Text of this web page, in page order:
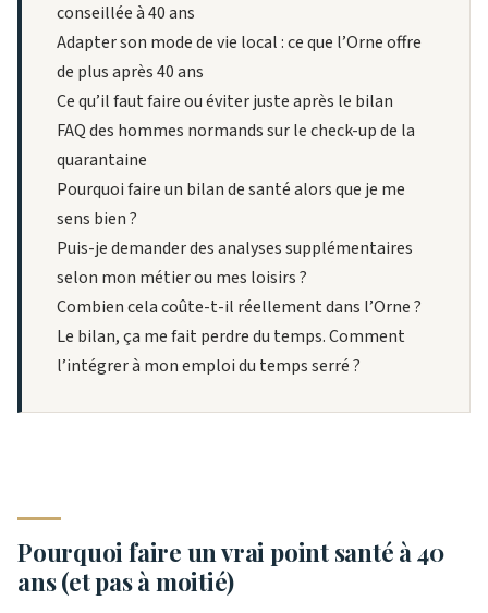
conseillée à 40 ans
Adapter son mode de vie local : ce que l’Orne offre
de plus après 40 ans
Ce qu’il faut faire ou éviter juste après le bilan
FAQ des hommes normands sur le check-up de la
quarantaine
Pourquoi faire un bilan de santé alors que je me
sens bien ?
Puis-je demander des analyses supplémentaires
selon mon métier ou mes loisirs ?
Combien cela coûte-t-il réellement dans l’Orne ?
Le bilan, ça me fait perdre du temps. Comment
l’intégrer à mon emploi du temps serré ?
Pourquoi faire un vrai point santé à 40
ans (et pas à moitié)